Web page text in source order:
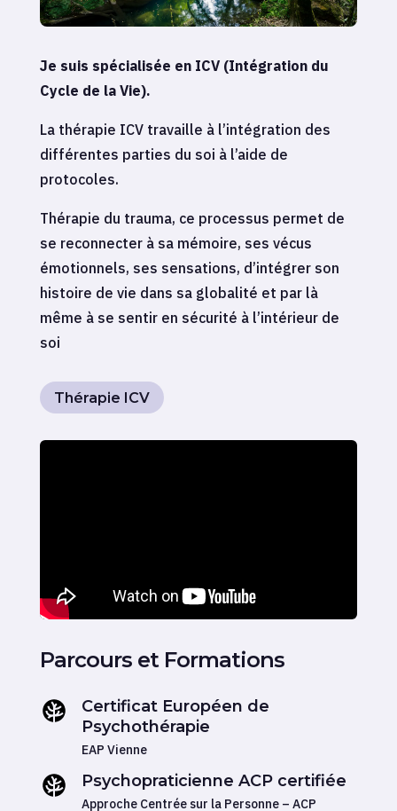
Je suis spécialisée en ICV (Intégration du
Cycle de la Vie).
La thérapie ICV travaille à l’intégration des
différentes parties du soi à l’aide de
protocoles.
Thérapie du trauma, ce processus permet de
se reconnecter à sa mémoire, ses vécus
émotionnels, ses sensations, d’intégrer son
histoire de vie dans sa globalité et par là
même à se sentir en sécurité à l’intérieur de
soi
Thérapie ICV
Parcours et Formations‏
Certificat Européen de
Psychothérapie
EAP Vienne
Psychopraticienne ACP certifiée
Approche Centrée sur la Personne – ACP